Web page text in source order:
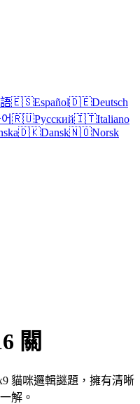
🇪🇸Español🇩🇪Deutsch
🇷🇺Русский🇮🇹Italiano
🇩🇰Dansk🇳🇴Norsk
關
貓咪邏輯謎題，擁有清晰
解。